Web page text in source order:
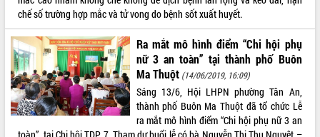
THỐNG KÊ TRUY CẬP
Hôm nay: 23973
Tất cả:
66069296
chế số trường hợp mắc và tử vong do bệnh sốt xuất huyết.
Ra mắt mô hình điểm “Chi hội phụ
nữ 3 an toàn” tại thành phố Buôn
Ma Thuột (14/06/2019, 16:09)
Sáng 13/6, Hội LHPN phường Tân An,
thành phố Buôn Ma Thuột đã tổ chức Lễ
ra mắt mô hình điểm “Chi hội phụ nữ 3 an